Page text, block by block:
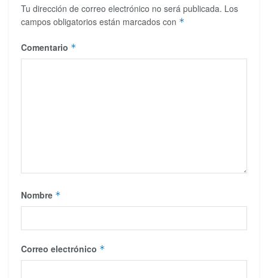
Tu dirección de correo electrónico no será publicada. Los
campos obligatorios están marcados con *
Comentario *
Nombre *
Correo electrónico *